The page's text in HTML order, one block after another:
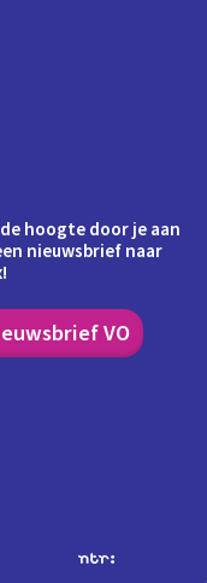
hoogte door je aan
nieuwsbrief naar
VO